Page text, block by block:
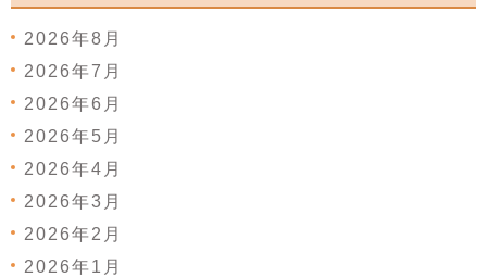
2026年8月
2026年7月
2026年6月
2026年5月
2026年4月
2026年3月
2026年2月
2026年1月